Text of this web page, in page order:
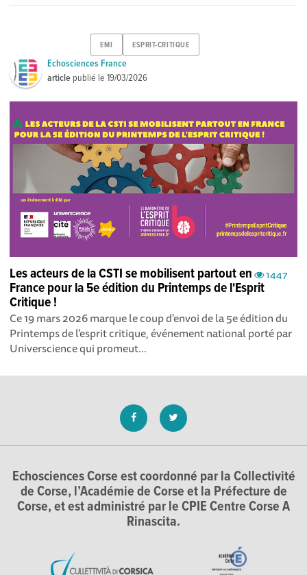
EMI ESPRIT-CRITIQUE
Echosciences France
article publié le19/03/2026
1447
Les acteurs de la CSTI se mobilisent partout en
France pour la 5e édition du Printemps de l'Esprit
Critique !
Ce 19 mars 2026 marque le coup d'envoi de la 5e édition du
Printemps de l'esprit critique, événement national porté par
Universcience qui promeut...
Echosciences Corse est coordonné par la Collectivité
de Corse, l’Académie de Corse et la Préfecture de
Corse, et est administré par le CPIE Centre Corse A
Rinascita.